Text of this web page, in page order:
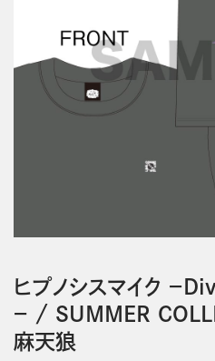
ヒプノシスマイク －
－ / SUMMER
麻天狼